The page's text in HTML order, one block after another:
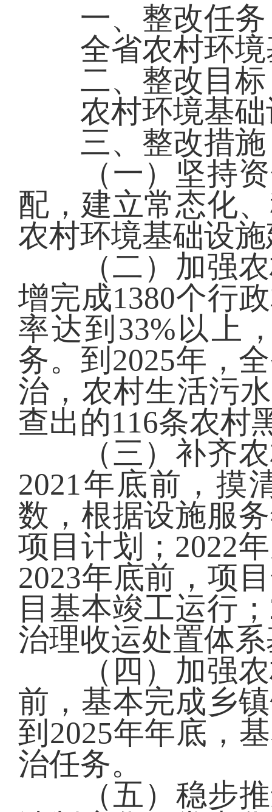
一、整改任务
全省农村环境
二、整改目标
农村环境基础
三、整改措施
（一）坚持资
配，建立常态化
农村环境基础设
（二）加强农
增完成1380个行
率达到33%以上
务。到2025年，
治，农村生活污
查出的116条农村
（三）补齐农
2021年底前，摸
数，根据设施服
项目计划；2022
2023年底前，项
目基本竣工运行
治理收运处置体
（四）加强农
前，基本完成乡
到2025年年底，
治任务。
（五）稳步推